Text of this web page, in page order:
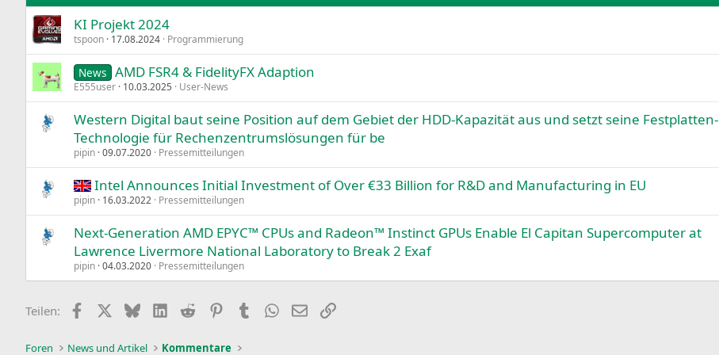
KI Projekt 2024
tspoon 17.08.2024 Programmierung
News AMD FSR4 & FidelityFX Adaption
E555user 10.03.2025 User-News
Western Digital baut seine Position auf dem Gebiet der HDD-Kapazität aus und setzt seine Festplatten-
Technologie für Rechenzentrumslösungen für be
pipin 09.07.2020 Pressemitteilungen
Intel Announces Initial Investment of Over €33 Billion for R&D and Manufacturing in EU
pipin 16.03.2022 Pressemitteilungen
Next-Generation AMD EPYC™ CPUs and Radeon™ Instinct GPUs Enable El Capitan Supercomputer at
Lawrence Livermore National Laboratory to Break 2 Exaf
pipin 04.03.2020 Pressemitteilungen
Teilen: Facebook BlueskyLinkedIn
Reddit PinterestTumblr WhatsApp
E-MailLink
Foren News und Artikel Kommentare